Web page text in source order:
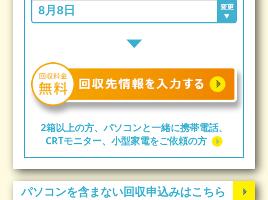
2箱以上の方、パソコンと一緒に携帯電話、
CRTモニター、小型家電をご依頼の方
パソコンを含まない回収申込みはこちら